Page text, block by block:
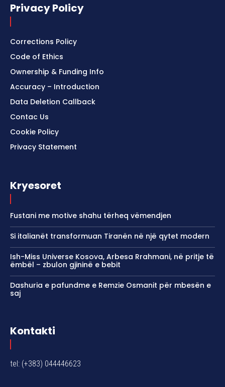
Privacy Policy
Corrections Policy
Code of Ethics
Ownership & Funding Info
Accuracy – Introduction
Data Deletion Callback
Contac Us
Cookie Policy
Privacy Statement
Kryesoret
Fustani me motive shahu tërheq vëmendjen
Si italianët transformuan Tiranën në një qytet modern
Ish-Miss Universe Kosova, Arbesa Rrahmani, në pritje të
ëmbël – zbulon gjininë e bebit
Dashuria e pafundme e Remzie Osmanit për mbesën e
saj
Kontakti
tel: (+383) 044446623